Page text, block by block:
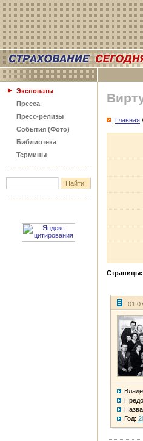
Экспонаты
Пресса
Пресс-релизы
События (Фото)
Библиотека
Термины
Главная /
Год: